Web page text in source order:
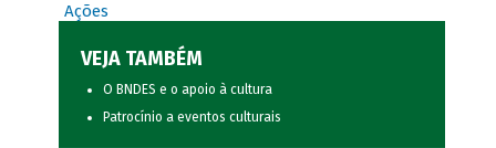
Ações
VEJA TAMBÉM
O BNDES e o apoio à cultura
Patrocínio a eventos culturais